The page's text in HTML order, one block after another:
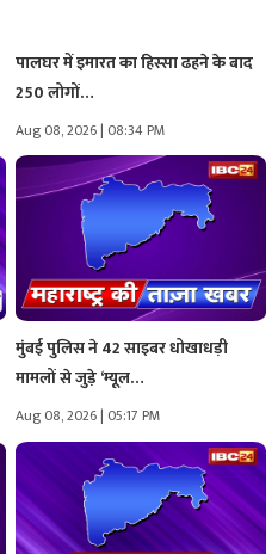
पालघर में इमारत का हिस्सा ढहने के बाद
250 लोगों…
Aug 08, 2026 | 08:34 PM
मुंबई पुलिस ने 42 साइबर धोखाधड़ी
मामलों से जुड़े ‘म्यूल…
Aug 08, 2026 | 05:17 PM